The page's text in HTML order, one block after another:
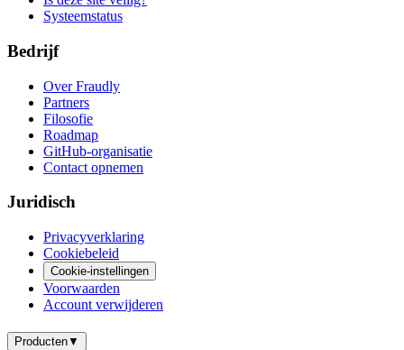
Systeemstatus
Bedrijf
Over Fraudly
Partners
Filosofie
Roadmap
GitHub-organisatie
Contact opnemen
Juridisch
Privacyverklaring
Cookiebeleid
Cookie-instellingen
Voorwaarden
Account verwijderen
Producten▼